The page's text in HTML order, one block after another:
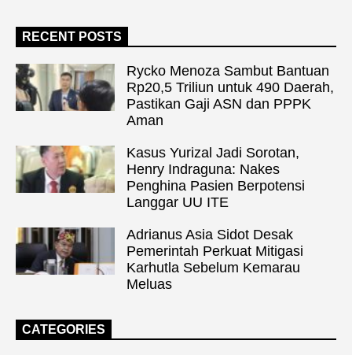
RECENT POSTS
Rycko Menoza Sambut Bantuan
Rp20,5 Triliun untuk 490 Daerah,
Pastikan Gaji ASN dan PPPK
Aman
Kasus Yurizal Jadi Sorotan,
Henry Indraguna: Nakes
Penghina Pasien Berpotensi
Langgar UU ITE
Adrianus Asia Sidot Desak
Pemerintah Perkuat Mitigasi
Karhutla Sebelum Kemarau
Meluas
CATEGORIES